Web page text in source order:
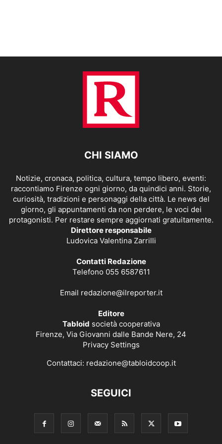
CHI SIAMO
Notizie, cronaca, politica, cultura, tempo libero, eventi:
raccontiamo Firenze ogni giorno, da quindici anni. Storie,
curiosità, tradizioni e personaggi della città. Le news del
giorno, gli appuntamenti da non perdere, le voci dei
protagonisti. Per restare sempre aggiornati gratuitamente.
Direttore responsabile
Ludovica Valentina Zarrilli
Contatti Redazione
Telefono 055 6587611
Email redazione@ilreporter.it
Editore
Tabloid società cooperativa
Firenze, Via Giovanni dalle Bande Nere, 24
Privacy Settings
Contattaci: redazione@tabloidcoop.it
SEGUICI